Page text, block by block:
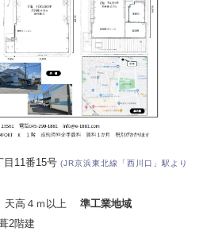
目11番15号(JR京浜東北線「西川口」駅より
天高４ｍ以上準工業地域
2階建